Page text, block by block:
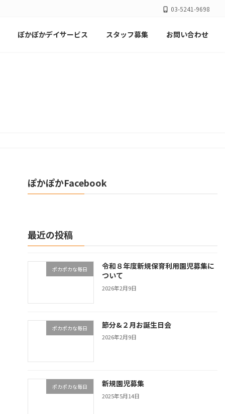
03-5241-9698
ぽかぽかデイサービス スタッフ募集 お問い合わせ
ぽかぽかFacebook
最近の投稿
ポカポカな毎日
令和８年度新規保育利用園児募集に
ついて
2026年2月9日
ポカポカな毎日 節分&２月お誕生日会
2026年2月9日
ポカポカな毎日 新規園児募集
2025年5月14日